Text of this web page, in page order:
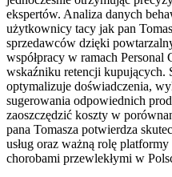
ekspertów. Analiza danych
użytkownicy tacy jak pan
sprzedawców dzięki
współpracy w ramach
wskaźniku retencji
optymalizuje doświadczenia,
sugerowania odpowiednich
zaoszczędzić koszty w
pana Tomasza potwierdza
usług oraz ważną rolę
chorobami przewlekłymi w